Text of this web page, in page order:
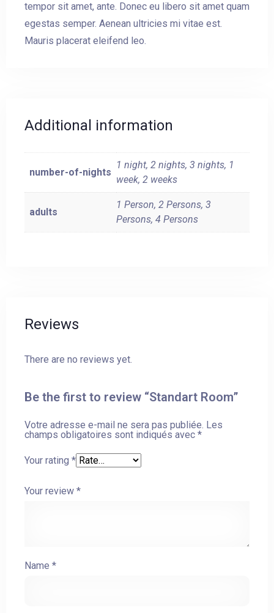
tempor sit amet, ante. Donec eu libero sit amet quam
egestas semper. Aenean ultricies mi vitae est.
Mauris placerat eleifend leo.
Additional information
number-of-nights
1 night, 2 nights, 3 nights, 1
week, 2 weeks
adults
1 Person, 2 Persons, 3
Persons, 4 Persons
Reviews
There are no reviews yet.
Be the first to review “Standart Room”
Votre adresse e-mail ne sera pas publiée. Les
champs obligatoires sont indiqués avec *
Your rating *
Your review *
Name *